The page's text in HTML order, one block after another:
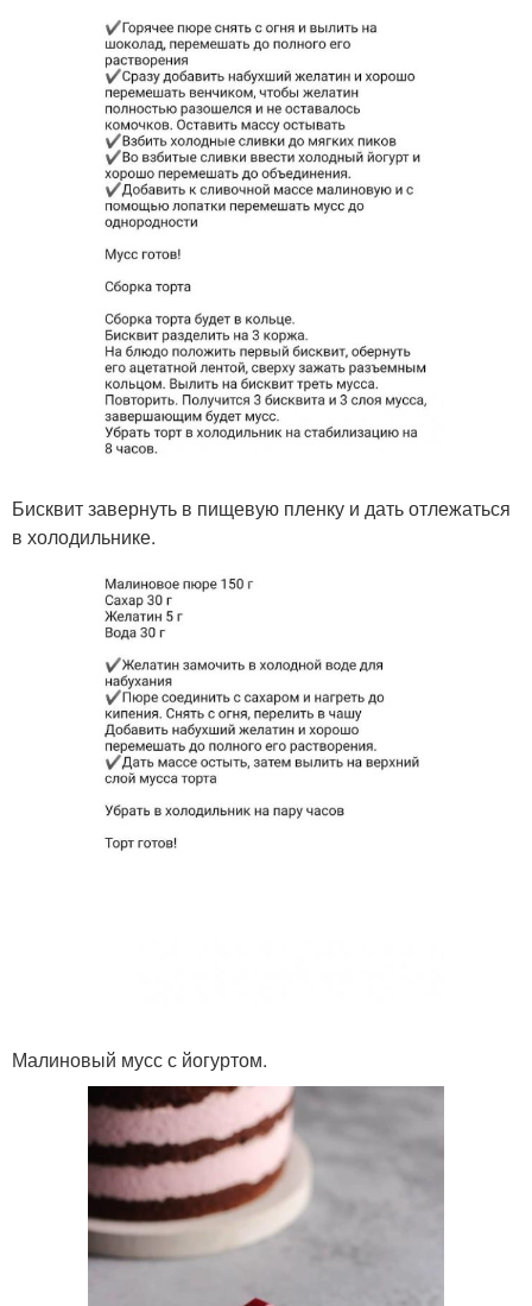
Бисквит завернуть в пищевую пленку и дать отлежаться
в холодильнике.
Малиновый мусс с йогуртом.